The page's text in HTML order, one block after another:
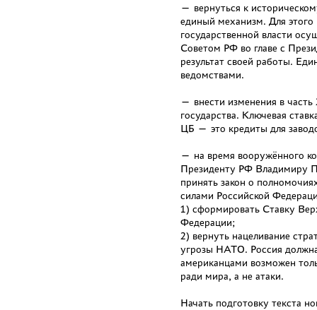
— вернуться к
единый механизм. Для этого
государственной власти
Советом РФ во главе с
результат своей работы.
ведомствами.
— внести изменения в
государства. Ключевая
ЦБ — это кредиты для
— на время вооружённого
Президенту РФ Владимиру
принять закон о
силами Российской
1) сформировать Ставку
Федерации;
2) вернуть нацеливание
угрозы НАТО. Россия
американцами возможен
ради мира, а не атаки.
Начать подготовку текста